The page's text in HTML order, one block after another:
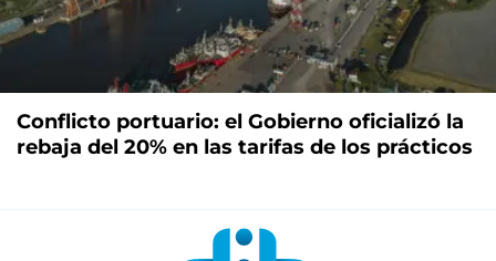
Conflicto portuario: el Gobierno oficializó la
rebaja del 20% en las tarifas de los prácticos